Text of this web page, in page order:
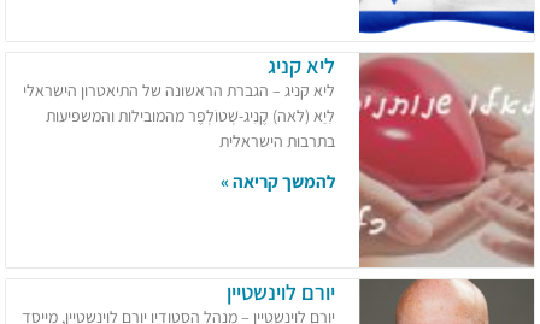
ליא קניג
ליא קניג – הגברת הראשונה של התיאטרון הישראלי
לִיַא (לאה) קֶנִיג-שְׁטוֹלְפֶּר מהמובילות והמשפיעות
בתרבות הישראלית
להמשך קריאה »
יורם לוינשטיין
יורם לוינשטיין – מנהל הסטודיו יורם לוינשטיין, מייסד